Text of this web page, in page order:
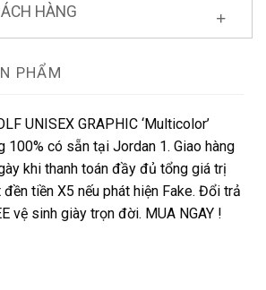
HÀNG
PHẨM
UNISEX GRAPHIC ‘Multicolor’
100% có sẵn tại Jordan 1. Giao hàng
khi thanh toán đầy đủ tổng giá trị
đền tiền X5 nếu phát hiện Fake. Đổi trả
vệ sinh giày trọn đời. MUA NGAY !